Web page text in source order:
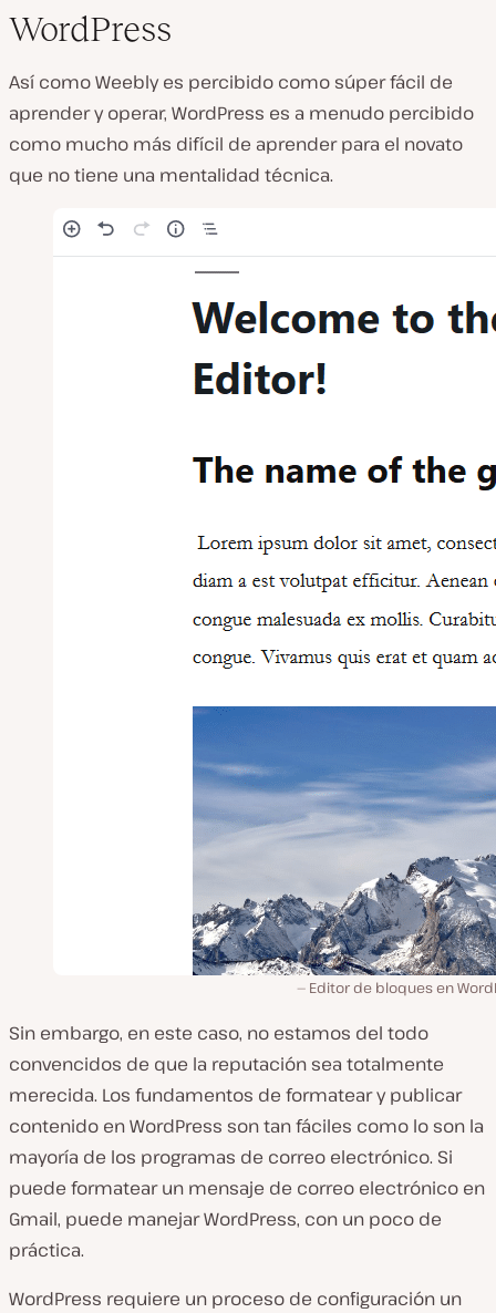
WordPress
Así como Weebly es percibido como súper fácil de
aprender y operar, WordPress es a menudo percibido
como mucho más difícil de aprender para el novato
que no tiene una mentalidad técnica.
Editor de bloques en
Sin embargo, en este caso, no estamos del todo
convencidos de que la reputación sea totalmente
merecida. Los fundamentos de formatear y publicar
contenido en WordPress son tan fáciles como lo son la
mayoría de los programas de correo electrónico. Si
puede formatear un mensaje de correo electrónico en
Gmail, puede manejar WordPress, con un poco de
práctica.
WordPress requiere un proceso de configuración un